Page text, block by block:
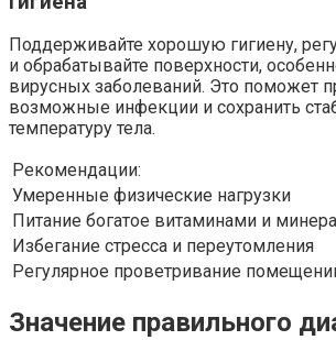
Поддерживайте хорошую гигиену,
и обрабатывайте поверхности,
вирусных заболеваний. Это поможет
возможные инфекции и сохранить
температуру тела.
Рекомендации:
Умеренные физические нагрузки
Питание богатое витаминами и
Избегание стресса и переутомления
Регулярное проветривание
Значение правильного